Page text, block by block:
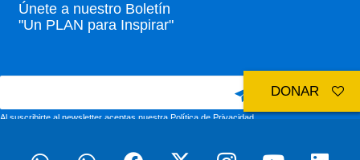
Únete a nuestro Boletín
"Un PLAN para Inspirar"
Al suscribirte al newsletter aceptas nuestraPolítica de Privacidad
DONAR